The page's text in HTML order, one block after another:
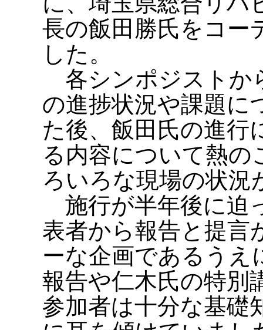
長の飯田勝氏をコー
した。
各シンポジストか
の進捗状況や課題に
た後、飯田氏の進行
る内容について熱の
ろいろな現場の状況
施行が半年後に迫
表者から報告と提言
ーな企画であるうえ
報告や仁木氏の特別
参加者は十分な基礎